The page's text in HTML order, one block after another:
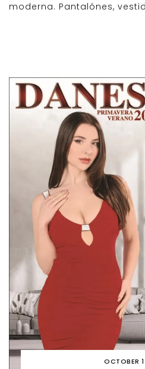
moderna. Pantalónes,
OCTOBER